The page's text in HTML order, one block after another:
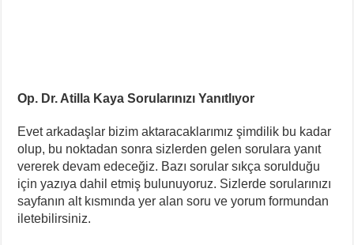
Op. Dr. Atilla Kaya Sorularınızı Yanıtlıyor
Evet arkadaşlar bizim aktaracaklarımız şimdilik bu kadar
olup, bu noktadan sonra sizlerden gelen sorulara yanıt
vererek devam edeceğiz. Bazı sorular sıkça sorulduğu
için yazıya dahil etmiş bulunuyoruz. Sizlerde sorularınızı
sayfanın alt kısmında yer alan soru ve yorum formundan
iletebilirsiniz.